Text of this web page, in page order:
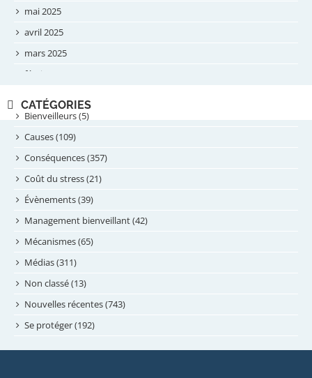
mai 2025
avril 2025
mars 2025
février 2025
septembre 2024
août 2024
juillet 2024
juin 2024
mai 2024
avril 2024
février 2024
janvier 2024
novembre 2023
octobre 2023
septembre 2023
CATÉGORIES
Bienveilleurs (5)
Causes (109)
Conséquences (357)
Coût du stress (21)
Évènements (39)
Management bienveillant (42)
Mécanismes (65)
Médias (311)
Non classé (13)
Nouvelles récentes (743)
Se protéger (192)